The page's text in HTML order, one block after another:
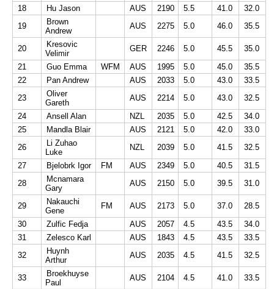
18
Hu Jason AUS 2190 5.5 41.0
32.0
19
Brown
Andrew
AUS 2275 5.0 46.0 35.5
20
Kresovic
Velimir
GER 2246 5.0 45.5
35.0
21
Guo Emma WFM AUS 1995 5.0 45.0
35.5
22
Pan Andrew AUS 2033 5.0 43.0
33.5
23
Oliver
Gareth
AUS 2214 5.0 43.0
32.5
24
Ansell Alan NZL 2035 5.0 42.5
34.0
25
Mandla Blair AUS 2121 5.0 42.0
33.0
26
Li Zuhao
Luke
NZL 2039 5.0 41.5
32.5
27
Bjelobrk Igor FM AUS 2349 5.0 40.5
31.5
28
Mcnamara
Gary
AUS 2150 5.0 39.5 31.0
29
Nakauchi
Gene
FM AUS 2173 5.0 37.0
28.5
30
Zulfic Fedja AUS 2057 4.5 43.5
34.0
31
Zelesco Karl AUS 1843 4.5 43.5
33.5
32
Huynh
Arthur
AUS 2035 4.5 41.5 32.5
33
Broekhuyse
Paul
AUS 2104 4.5 41.0 33.5